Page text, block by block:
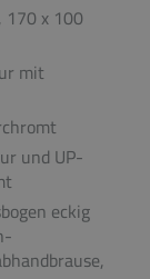
170 x 100
mit
und UP-
eckig